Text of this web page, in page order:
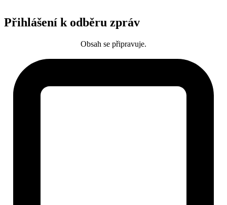
Přihlášení k odběru zpráv
Obsah se připravuje.